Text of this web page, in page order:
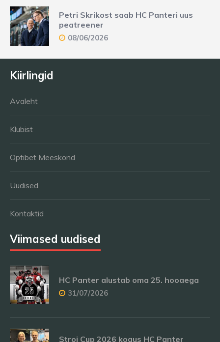
Petri Skrikost saab HC Panteri uus
peatreener
08/06/2026
Kiirlingid
Avaleht
Klubist
Optibet Meeskond
Uudised
Kontaktid
Viimased uudised
HC Panter alustab oma 25. hooaega
31/07/2026
Stroi Cup 2026 kogus HC Panter